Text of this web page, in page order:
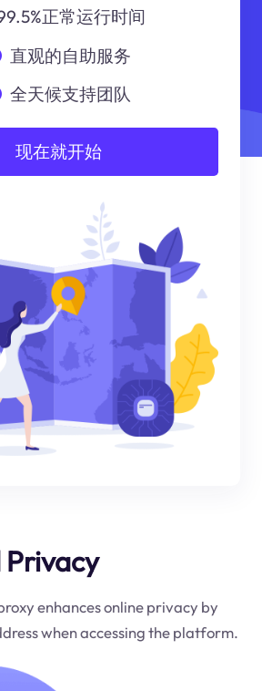
正常运行时间
直观的自助服务
全天候支持团队
现在就开始
Privacy
enhances online privacy by
when accessing the platform.